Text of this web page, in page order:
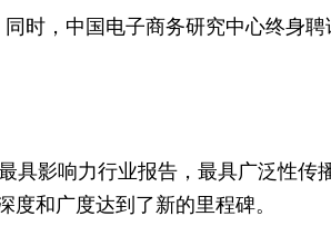
时，中国电子商务研究中心终身
具影响力行业报告，最具广泛性传
和广度达到了新的里程碑。